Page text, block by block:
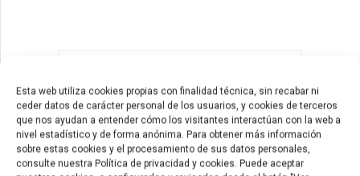
Esta web utiliza cookies propias con finalidad técnica, sin recabar ni
ceder datos de carácter personal de los usuarios, y cookies de terceros
que nos ayudan a entender cómo los visitantes interactúan con la web a
nivel estadístico y de forma anónima. Para obtener más información
sobre estas cookies y el procesamiento de sus datos personales,
consulte nuestra Política de privacidad y cookies. Puede aceptar